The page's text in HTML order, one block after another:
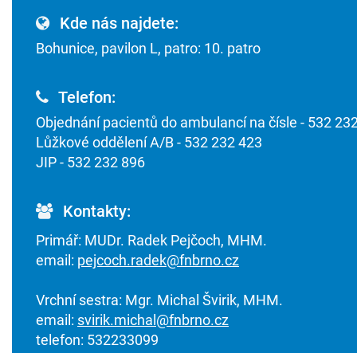
Kde nás najdete:
Bohunice, pavilon L, patro: 10. patro
Telefon:
Objednání pacientů do ambulancí na čísle - 532
Lůžkové oddělení A/B - 532 232 423
JIP - 532 232 896
Kontakty:
Primář: MUDr. Radek Pejčoch, MHM.
email: pejcoch.radek@fnbrno.cz
Vrchní sestra: Mgr. Michal Švirik, MHM.
email: svirik.michal@fnbrno.cz
telefon: 532233099